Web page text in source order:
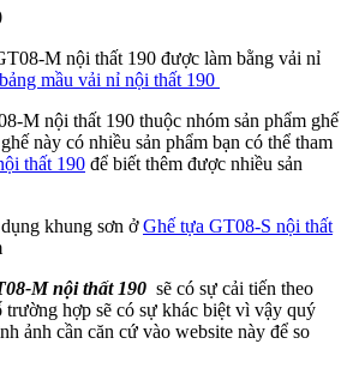
M nội thất 190 được làm bằng vải nỉ
bảng mầu vải nỉ nội thất 190
M nội thất 190 thuộc nhóm sản phẩm ghế
này có nhiều sản phẩm bạn có thể tham
thất 190 để biết thêm được nhiều sản
khung sơn ởGhế tựa GT08-S nội thất
M nội thất 190 sẽ có sự cải tiến theo
hợp sẽ có sự khác biệt vì vậy quý
ảnh cần căn cứ vào website này để so